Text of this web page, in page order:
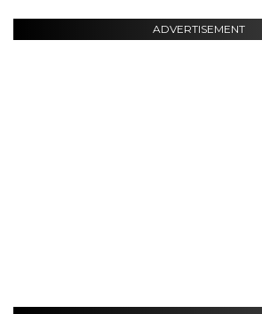
ADVERTISEMENT